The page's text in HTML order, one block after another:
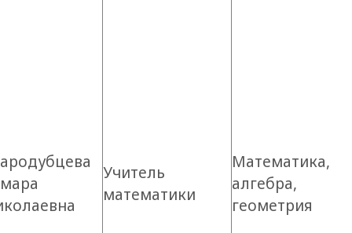
Учитель
математики
Математика,
алгебра,
геометрия